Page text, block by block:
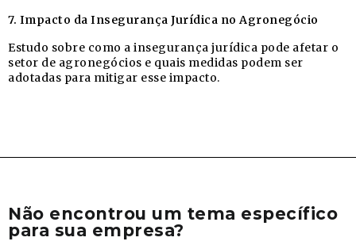
7. Impacto da Insegurança Jurídica no Agronegócio
Estudo sobre como a insegurança jurídica pode afetar o
setor de agronegócios e quais medidas podem ser
adotadas para mitigar esse impacto.
Não encontrou um tema específico
para sua empresa?